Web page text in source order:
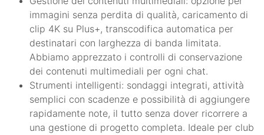
immagini senza perdita di qualità, caricamento di
clip 4K su Plus+, transcodifica automatica per
destinatari con larghezza di banda limitata.
Abbiamo apprezzato i controlli di conservazione
dei contenuti multimediali per ogni chat.
Strumenti intelligenti: sondaggi integrati, attività
semplici con scadenze e possibilità di aggiungere
rapidamente note, il tutto senza dover ricorrere a
una gestione di progetto completa. Ideale per club